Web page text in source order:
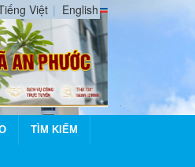
Việt English
TÌM KIẾM